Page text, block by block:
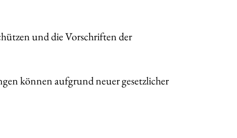
und die Vorschriften der
können aufgrund neuer gesetzlicher